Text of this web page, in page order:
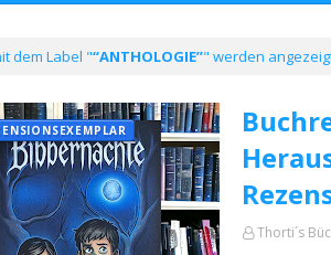
dem Label " ANTHOLOGIE " werden
Thorti´s